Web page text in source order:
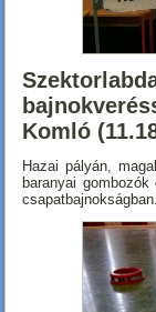
Komló
Hazai pályán,
baranyai
csapatbajnokságban.